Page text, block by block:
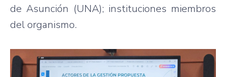
de Asunción (UNA); instituciones miembros
del organismo.